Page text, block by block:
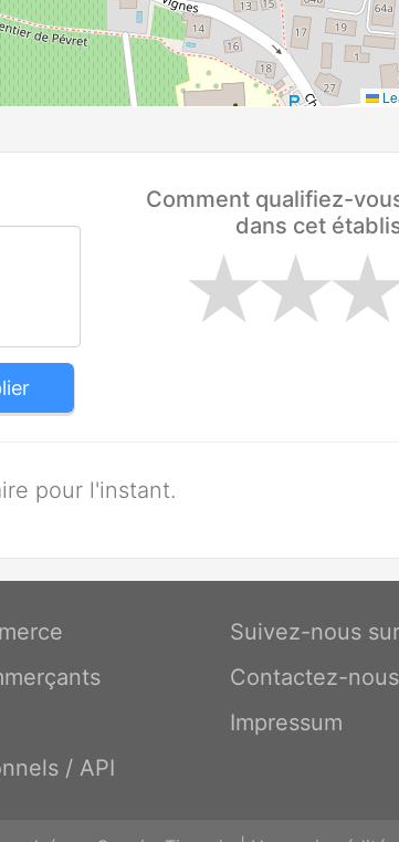
Comment qualifiez-
dans cet
pour l'instant.
/ API
Suivez-nous
Contactez-nous
Impressum